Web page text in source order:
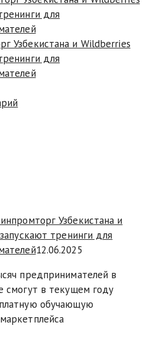
Узбекистана и Wildberries
для
Узбекистана и
тренинги для
12.06.2025
предпринимателей в
смогут в текущем году
обучающую